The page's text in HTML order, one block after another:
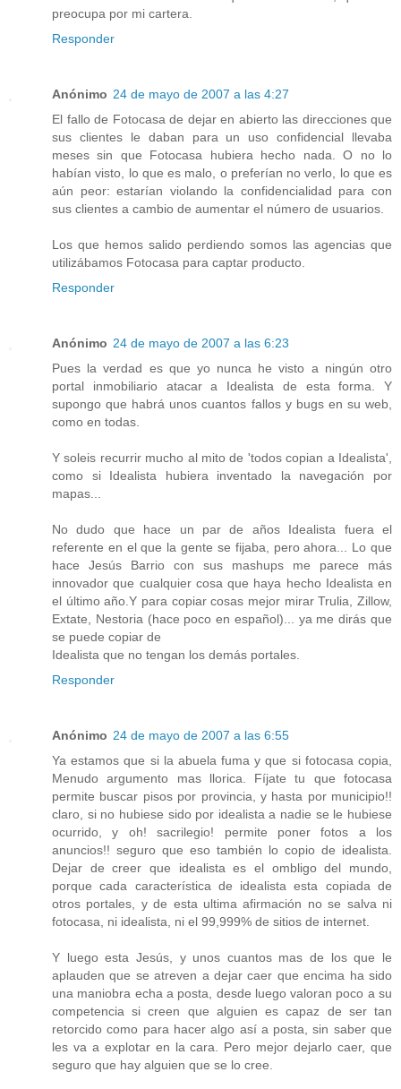
preocupa por mi cartera.
Responder
Anónimo 24 de mayo de 2007 a las 4:27
El fallo de Fotocasa de dejar en abierto las direcciones que
sus clientes le daban para un uso confidencial llevaba
meses sin que Fotocasa hubiera hecho nada. O no lo
habían visto, lo que es malo, o preferían no verlo, lo que es
aún peor: estarían violando la confidencialidad para con
sus clientes a cambio de aumentar el número de usuarios.
Los que hemos salido perdiendo somos las agencias que
utilizábamos Fotocasa para captar producto.
Responder
Anónimo 24 de mayo de 2007 a las 6:23
Pues la verdad es que yo nunca he visto a ningún otro
portal inmobiliario atacar a Idealista de esta forma. Y
supongo que habrá unos cuantos fallos y bugs en su web,
como en todas.
Y soleis recurrir mucho al mito de 'todos copian a Idealista',
como si Idealista hubiera inventado la navegación por
mapas...
No dudo que hace un par de años Idealista fuera el
referente en el que la gente se fijaba, pero ahora... Lo que
hace Jesús Barrio con sus mashups me parece más
innovador que cualquier cosa que haya hecho Idealista en
el último año.Y para copiar cosas mejor mirar Trulia, Zillow,
Extate, Nestoria (hace poco en español)... ya me dirás que
se puede copiar de
Idealista que no tengan los demás portales.
Responder
Anónimo 24 de mayo de 2007 a las 6:55
Ya estamos que si la abuela fuma y que si fotocasa copia,
Menudo argumento mas llorica. Fíjate tu que fotocasa
permite buscar pisos por provincia, y hasta por municipio!!
claro, si no hubiese sido por idealista a nadie se le hubiese
ocurrido, y oh! sacrilegio! permite poner fotos a los
anuncios!! seguro que eso también lo copio de idealista.
Dejar de creer que idealista es el ombligo del mundo,
porque cada característica de idealista esta copiada de
otros portales, y de esta ultima afirmación no se salva ni
fotocasa, ni idealista, ni el 99,999% de sitios de internet.
Y luego esta Jesús, y unos cuantos mas de los que le
aplauden que se atreven a dejar caer que encima ha sido
una maniobra echa a posta, desde luego valoran poco a su
competencia si creen que alguien es capaz de ser tan
retorcido como para hacer algo así a posta, sin saber que
les va a explotar en la cara. Pero mejor dejarlo caer, que
seguro que hay alguien que se lo cree.